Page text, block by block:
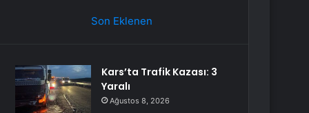
Son Eklenen
Kars’ta Trafik Kazası: 3
Yaralı
Ağustos 8, 2026